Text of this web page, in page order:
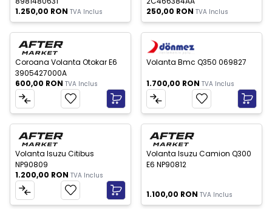
1.250,00 RON TVA Inclus
250,00 RON TVA Inclus
Nou
Coroana Volanta Otokar E6
3905427000A
600,00 RON TVA Inclus
Nou
Volanta Bmc Q350 069827
1.700,00 RON TVA Inclus
Nou
Volanta Isuzu Citibus
NP90809
1.200,00 RON TVA Inclus
Nou
Stoc Epuizat
Volanta Isuzu Camion Q300
E6 NP90812
1.100,00 RON TVA Inclus